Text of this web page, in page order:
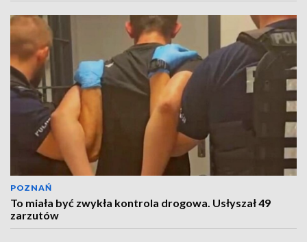
POZNAŃ
To miała być zwykła kontrola drogowa. Usłyszał 49
zarzutów